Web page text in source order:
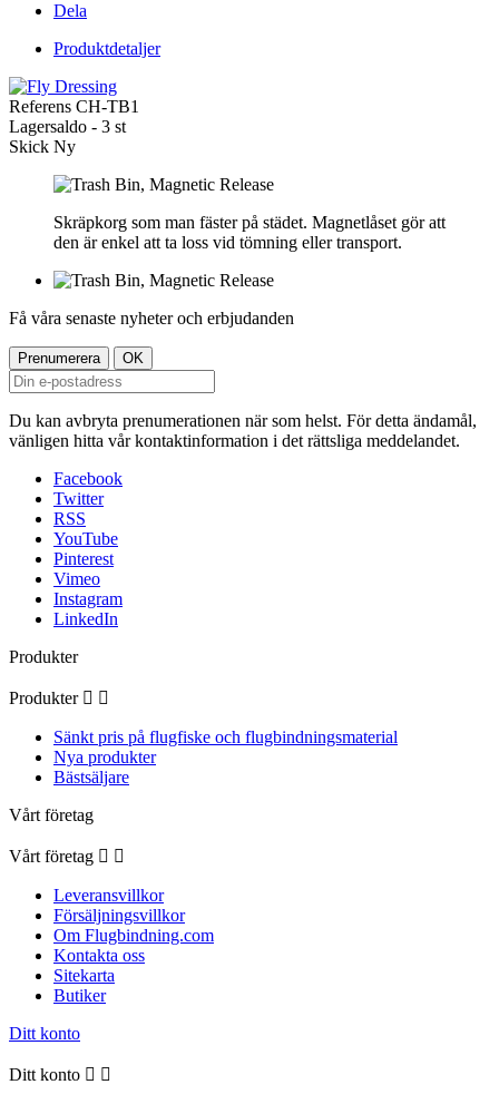
Dela
Produktdetaljer
Referens CH-TB1
Lagersaldo - 3 st
Skick Ny
Skräpkorg som man fäster på städet. Magnetlåset gör att
den är enkel att ta loss vid tömning eller transport.
Få våra senaste nyheter och erbjudanden
Du kan avbryta prenumerationen när som helst. För detta ändamål,
vänligen hitta vår kontaktinformation i det rättsliga meddelandet.
Facebook
Twitter
RSS
YouTube
Pinterest
Vimeo
Instagram
LinkedIn
Produkter
Produkter  
Sänkt pris på flugfiske och flugbindningsmaterial
Nya produkter
Bästsäljare
Vårt företag
Vårt företag  
Leveransvillkor
Försäljningsvillkor
Om Flugbindning.com
Kontakta oss
Sitekarta
Butiker
Ditt konto
Ditt konto  